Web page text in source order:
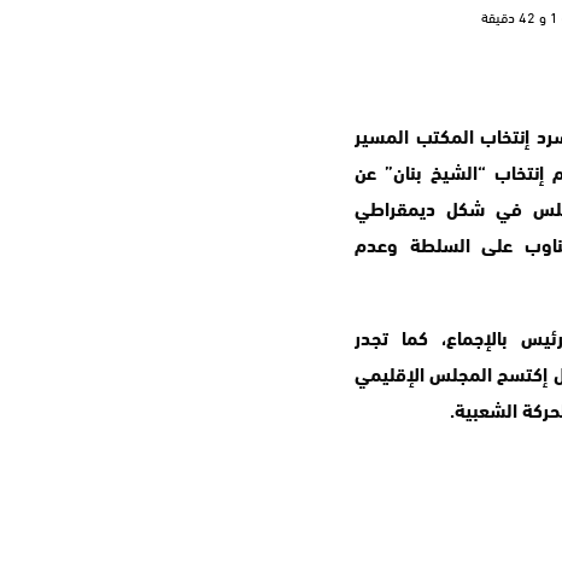
إنتخاب المكتب المسير
“الشيخ بنان” عن
في شكل ديمقراطي
على السلطة وعدم
بالإجماع، كما تجدر
إكتسح المجلس الإقليمي